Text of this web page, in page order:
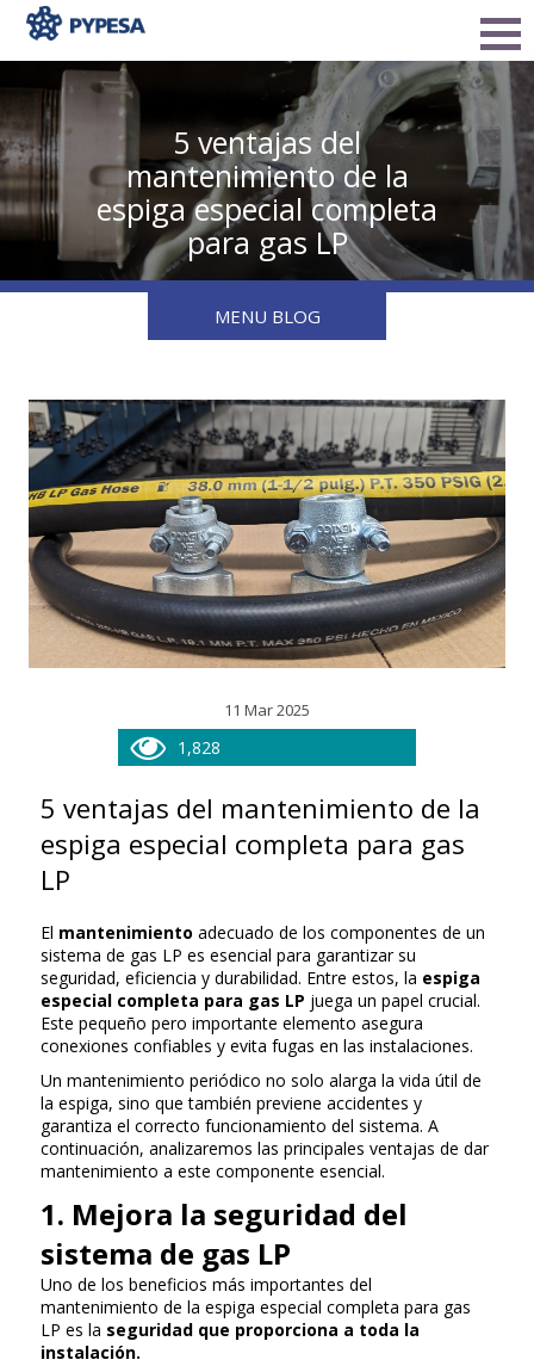
5 ventajas del
mantenimiento de la
espiga especial completa
para gas LP
MENU BLOG
11 Mar 2025
1,828
5 ventajas del mantenimiento de la
espiga especial completa para gas
LP
El mantenimiento adecuado de los componentes de un
sistema de gas LP es esencial para garantizar su
seguridad, eficiencia y durabilidad. Entre estos, la espiga
especial completa para gas LP juega un papel crucial.
Este pequeño pero importante elemento asegura
conexiones confiables y evita fugas en las instalaciones.
Un mantenimiento periódico no solo alarga la vida útil de
la espiga, sino que también previene accidentes y
garantiza el correcto funcionamiento del sistema. A
continuación, analizaremos las principales ventajas de dar
mantenimiento a este componente esencial.
1. Mejora la seguridad del
sistema de gas LP
Uno de los beneficios más importantes del
mantenimiento de la espiga especial completa para gas
LP es la seguridad que proporciona a toda la
instalación.